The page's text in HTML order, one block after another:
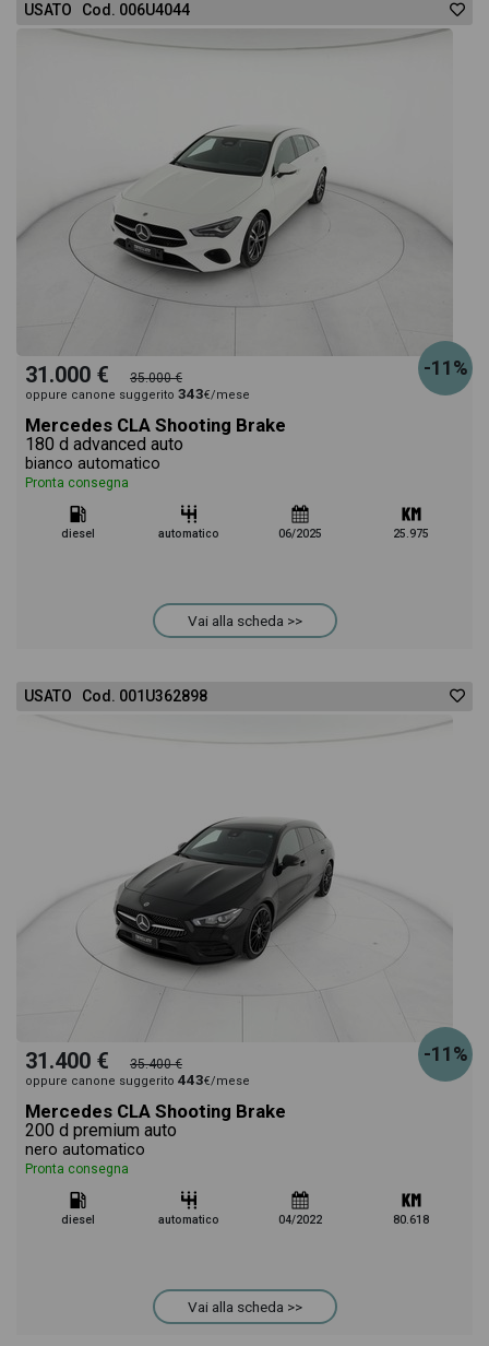
USATO Cod. 006U4044
-11%
31.000 € 35.000 €
oppure canone suggerito 343€/mese
Mercedes CLA Shooting Brake
180 d advanced auto
bianco automatico
Pronta consegna
diesel automatico 06/2025 25.975
Vai alla scheda >>
USATO Cod. 001U362898
-11%
31.400 € 35.400 €
oppure canone suggerito 443€/mese
Mercedes CLA Shooting Brake
200 d premium auto
nero automatico
Pronta consegna
diesel automatico 04/2022 80.618
Vai alla scheda >>